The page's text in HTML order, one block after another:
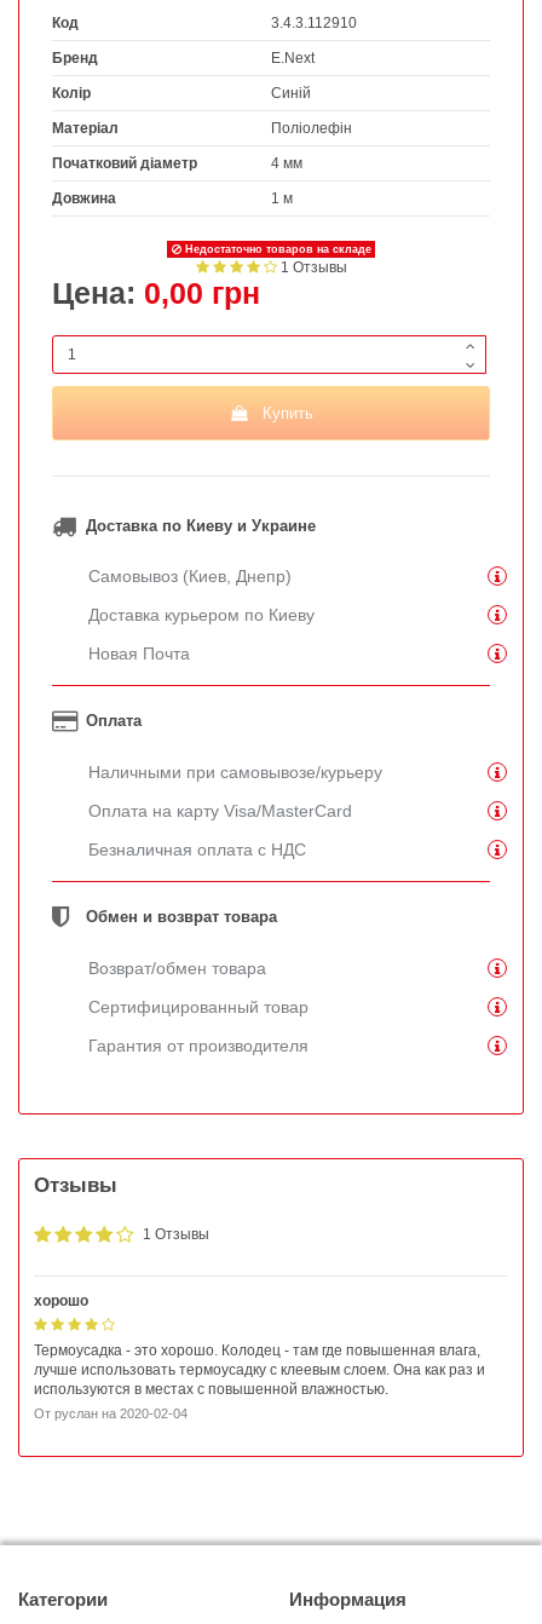
Код
3.4.3.112910
Бренд E.Next
Колір Синій
Матеріал Поліолефін
Початковий діаметр 4 мм
Довжина 1 м
Недостаточно товаров на складе
1 Отзывы
Цена: 0,00 грн
Купить
Доставка по Киеву и Украине
Самовывоз (Киев, Днепр)
Доставка курьером по Киеву
Новая Почта
Оплата
Наличными при самовывозе/курьеру
Оплата на карту Visa/MasterCard
Безналичная оплата с НДС
Обмен и возврат товара
Возврат/обмен товара
Сертифицированный товар
Гарантия от производителя
Отзывы
1 Отзывы
хорошо
Термоусадка - это хорошо. Колодец - там где повышенная влага,
лучше использовать термоусадку с клеевым слоем. Она как раз и
используются в местах с повышенной влажностью.
От руслан на 2020-02-04
Категории Информация